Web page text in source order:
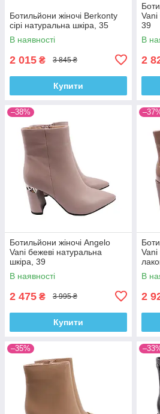
Ботильйони жіночі Berkonty
сірі натуральна шкіра, 35
В наявності
2 015 ₴ 3 845 ₴
Купити
Vani
39
В
2
–38%
Ботильйони жіночі Angelo
Vani бежеві натуральна
шкіра, 39
В наявності
2 475 ₴ 3 995 ₴
Купити
Vani
В
2
–35%